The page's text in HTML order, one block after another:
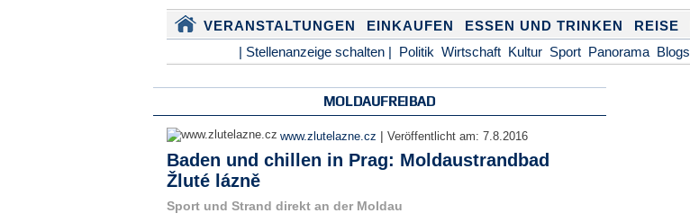
VERANSTALTUNGEN EINKAUFEN ESSEN UND TRINKEN REISE
| Stellenanzeige schalten | Politik Wirtschaft Kultur Sport Panorama Blogs
MOLDAUFREIBAD
www.zlutelazne.cz | Veröffentlicht am: 7.8.2016
Baden und chillen in Prag: Moldaustrandbad
Žluté lázně
Sport und Strand direkt an der Moldau